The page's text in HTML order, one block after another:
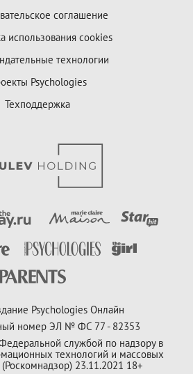
соглашение
использования cookies
технологии
Psychologies
Техподдержка
Psychologies Онлайн
номер ЭЛ № ФС 77 - 82353
службой по надзору в
технологий и массовых
23.11.2021 18+